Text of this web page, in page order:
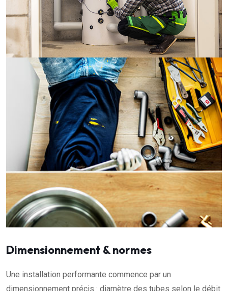
Dimensionnement & normes
Une installation performante commence par un
dimensionnement précis : diamètre des tubes selon le débit